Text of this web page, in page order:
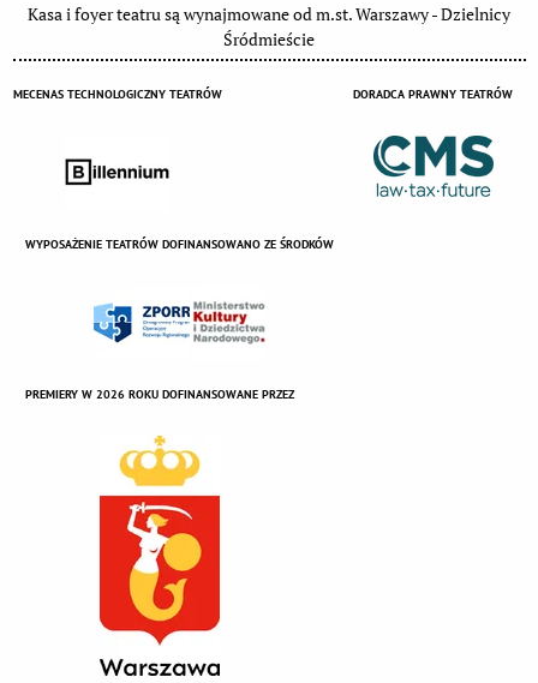
Kasa i foyer teatru są wynajmowane od m.st. Warszawy - Dzielnicy
Śródmieście
MECENAS TECHNOLOGICZNY TEATRÓW DORADCA PRAWNY TEATRÓW
WYPOSAŻENIE TEATRÓW DOFINANSOWANO ZE ŚRODKÓW
PREMIERY W 2026 ROKU DOFINANSOWANE PRZEZ